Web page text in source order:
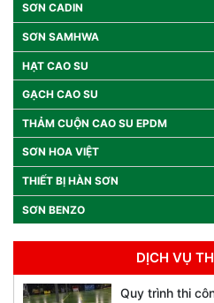
SƠN CADIN
SƠN SAMHWA
HẠT CAO SU
GẠCH CAO SU
THẢM CUỘN CAO SU EPDM
SƠN HOA VIỆT
THIẾT BỊ HÀN SƠN
SƠN BENZO
DỊCH VỤ
Quy trình thi